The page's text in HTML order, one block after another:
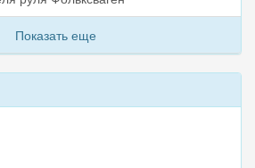
Показать еще